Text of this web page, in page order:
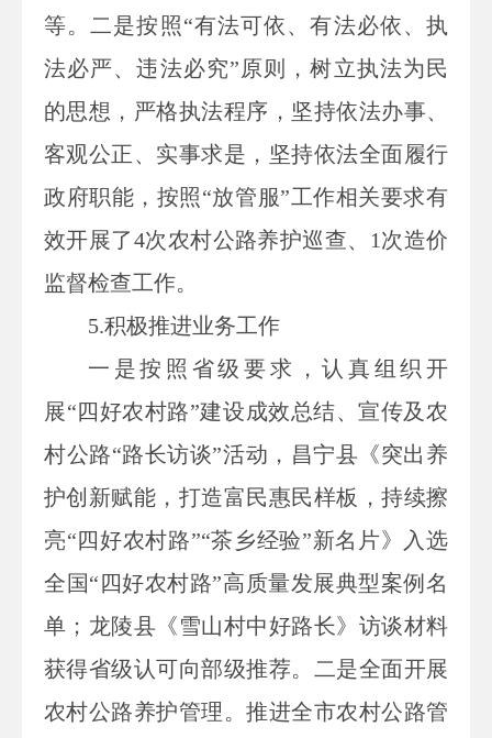
等。二是按照“有法可依、有法必依、执
法必严、违法必究”原则，树立执法为民
的思想，严格执法程序，坚持依法办事、
客观公正、实事求是，坚持依法全面履行
政府职能，按照“放管服”工作相关要求有
效开展了4次农村公路养护巡查、1次造价
监督检查工作。
5.积极推进业务工作
一是按照省级要求，认真组织开
展“四好农村路”建设成效总结、宣传及农
村公路“路长访谈”活动，昌宁县《突出养
护创新赋能，打造富民惠民样板，持续擦
亮“四好农村路”“茶乡经验”新名片》入选
全国“四好农村路”高质量发展典型案例名
单；龙陵县《雪山村中好路长》访谈材料
获得省级认可向部级推荐。二是全面开展
农村公路养护管理。推进全市农村公路管